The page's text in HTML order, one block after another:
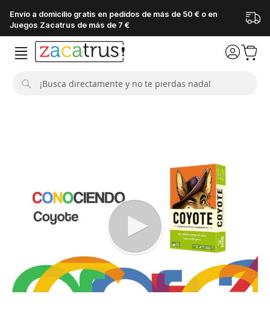
Envío a domicilio gratis en pedidos de más de 50 € o en
Juegos Zacatrus de más de 7 €
imágenes